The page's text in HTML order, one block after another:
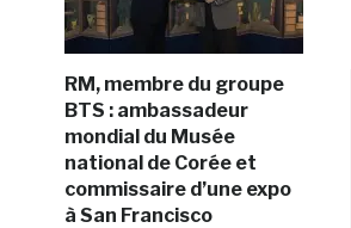
RM, membre du groupe
BTS : ambassadeur
mondial du Musée
national de Corée et
commissaire d’une expo
à San Francisco